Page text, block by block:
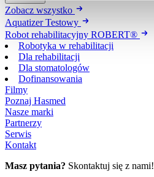
Zobacz wszystko
Aquatizer Testowy
Robot rehabilitacyjny ROBERT®
Robotyka w rehabilitacji
Dla rehabilitacji
Dla stomatologów
Dofinansowania
Filmy
Poznaj Hasmed
Nasze marki
Partnerzy
Serwis
Kontakt
Masz pytania? Skontaktuj się z nami!